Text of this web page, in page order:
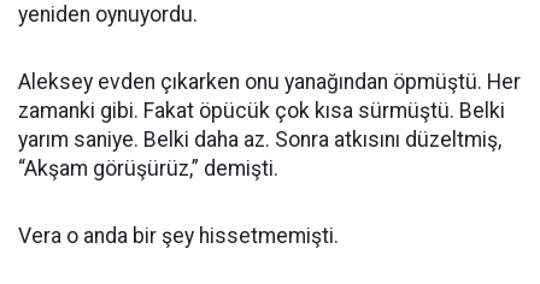
yeniden oynuyordu.
Aleksey evden çıkarken onu yanağından öpmüştü. Her
zamanki gibi. Fakat öpücük çok kısa sürmüştü. Belki
yarım saniye. Belki daha az. Sonra atkısını düzeltmiş,
“Akşam görüşürüz,” demişti.
Vera o anda bir şey hissetmemişti.